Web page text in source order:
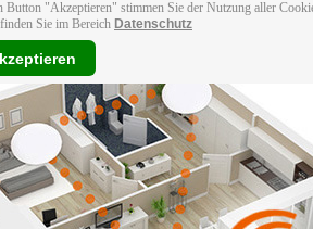
"Akzeptieren" stimmen Sie der Nutzung aller
Sie im Bereich Datenschutz